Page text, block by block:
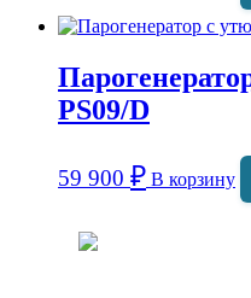
PS09/D
59 900 ₽ В корзину